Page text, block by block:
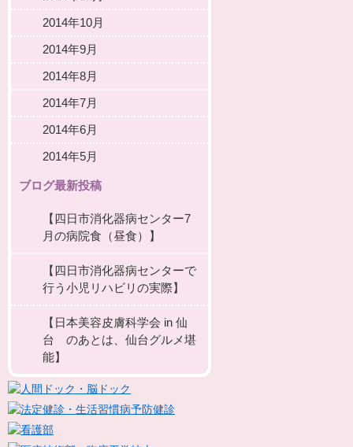
2014年10月
2014年9月
2014年8月
2014年7月
2014年6月
2014年5月
ブログ最新投稿
【四日市消化器病センター7
月の病院食（昼食）】
【四日市消化器病センターで
行う小児リハビリの実際】
【日本美容皮膚科学会 in 仙
台 のあとは、仙台グルメ堪
能】